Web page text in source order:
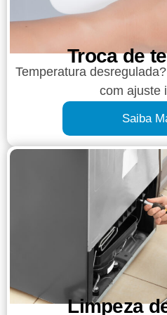
Troca de
Temperatura
com ajuste
Saiba
Limpeza